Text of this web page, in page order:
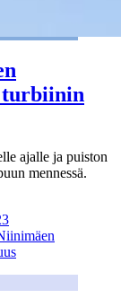
turbiinin
ajalle ja puiston
mennessä.